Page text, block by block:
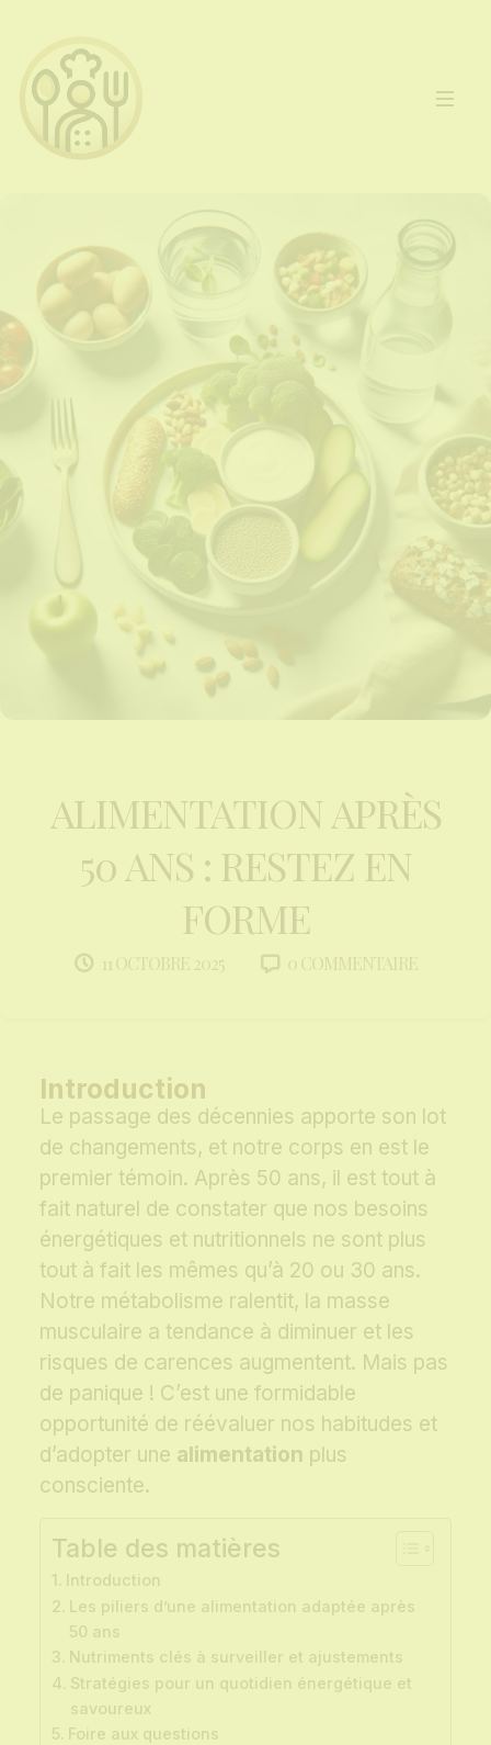
ALIMENTATION APRÈS
50 ANS : RESTEZ EN
FORME
11 OCTOBRE 2025 0 COMMENTAIRE
Introduction
Le passage des décennies apporte son lot
de changements, et notre corps en est le
premier témoin. Après 50 ans, il est tout à
fait naturel de constater que nos besoins
énergétiques et nutritionnels ne sont plus
tout à fait les mêmes qu’à 20 ou 30 ans.
Notre métabolisme ralentit, la masse
musculaire a tendance à diminuer et les
risques de carences augmentent. Mais pas
de panique ! C’est une formidable
opportunité de réévaluer nos habitudes et
d’adopter une alimentation plus
consciente.
Table des matières
Introduction
Les piliers d’une alimentation adaptée après
50 ans
Nutriments clés à surveiller et ajustements
Stratégies pour un quotidien énergétique et
savoureux
Foire aux questions